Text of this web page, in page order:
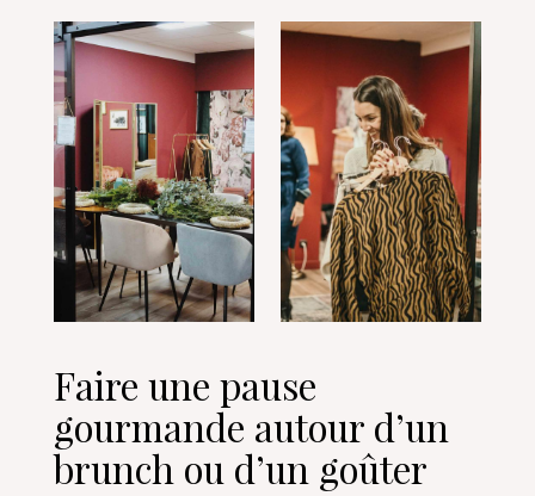
Faire une pause
gourmande autour d’un
brunch ou d’un goûter